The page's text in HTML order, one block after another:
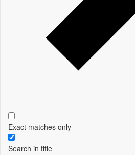
Exact matches only
Search in title